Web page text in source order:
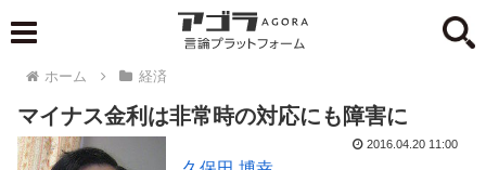
ホーム 経済
マイナス金利は非常時の対応にも障害に
2016.04.20 11:00